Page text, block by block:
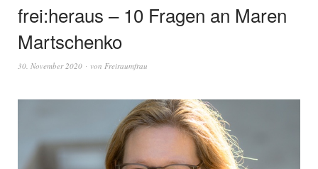
frei:heraus – 10 Fragen an Maren
Martschenko
30. November 2020 von Freiraumfrau